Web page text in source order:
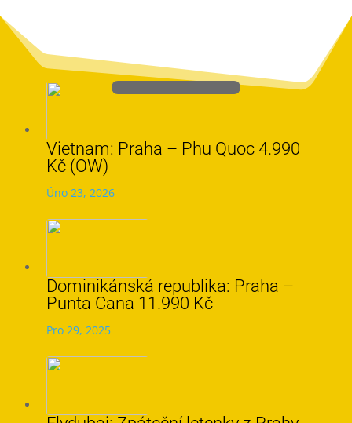
Vietnam: Praha – Phu Quoc 4.990
Kč (OW)
Úno 23, 2026
Dominikánská republika: Praha –
Punta Cana 11.990 Kč
Pro 29, 2025